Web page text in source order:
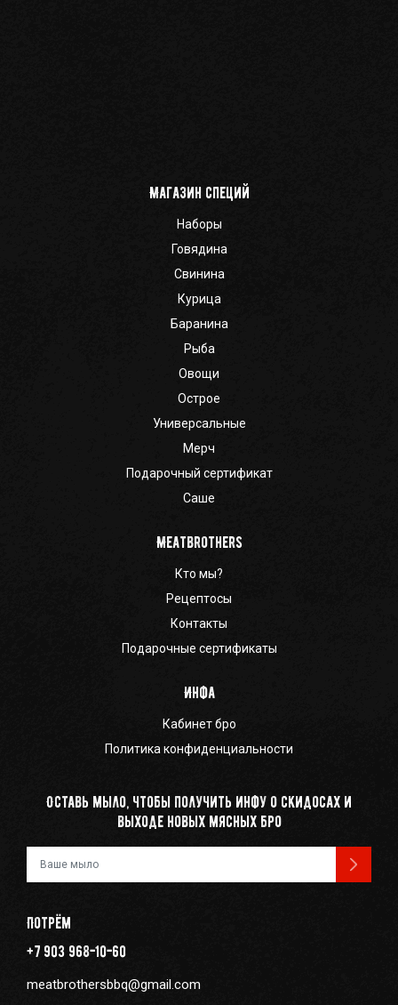
Магазин специй
Наборы
Говядина
Свинина
Курица
Баранина
Рыба
Овощи
Острое
Универсальные
Мерч
Подарочный сертификат
Саше
Meatbrothers
Кто мы?
Рецептосы
Контакты
Подарочные сертификаты
Инфа
Кабинет бро
Политика конфиденциальности
Оставь мыло, чтобы получить инфу о скидосах и
выходе новых мясных бро
Потрём
+7 903 968-10-60
meatbrothersbbq@gmail.com